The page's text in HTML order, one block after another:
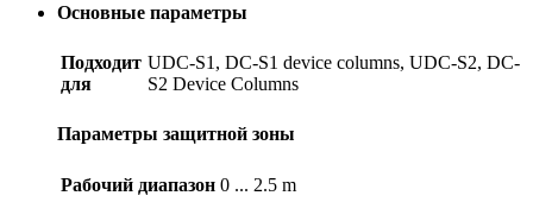
Основные параметры
Подходит
для
UDC-S1, DC-S1 device columns, UDC-S2, DC-
S2 Device Columns
Параметры защитной зоны
Рабочий диапазон 0 ... 2.5 m